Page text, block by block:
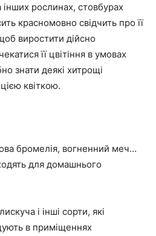
рослинах, стовбурах
красномовно свідчить про її
виростити дійсно
її цвітіння в умовах
знати деякі хитрощі
квіткою.
бромелія, вогненний меч…
для домашнього
і інші сорти, які
в приміщеннях